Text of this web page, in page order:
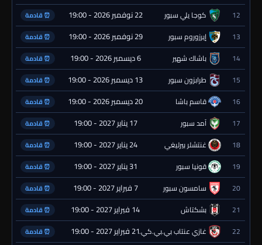
12 كوجا يلي سبور 22 نوفمبر 2026 - 19:00 ⏰ قادمة
13 إيرزوروم سبور 29 نوفمبر 2026 - 19:00 ⏰ قادمة
14 باشاك شهير 6 ديسمبر 2026 - 19:00 ⏰ قادمة
15 طرابزون سبور 13 ديسمبر 2026 - 19:00 ⏰ قادمة
16 قاسم باشا 20 ديسمبر 2026 - 19:00 ⏰ قادمة
17 آمد سبور 17 يناير 2027 - 19:00 ⏰ قادمة
18 غنتشلر بيرليغي 24 يناير 2027 - 19:00 ⏰ قادمة
19 قونيا سبور 31 يناير 2027 - 19:00 ⏰ قادمة
20 سامسون سبور 7 فبراير 2027 - 19:00 ⏰ قادمة
21 بشكتاش 14 فبراير 2027 - 19:00 ⏰ قادمة
22 غازي عنتاب بي.بي.كي.21 فبراير 2027 - 19:00 ⏰ قادمة